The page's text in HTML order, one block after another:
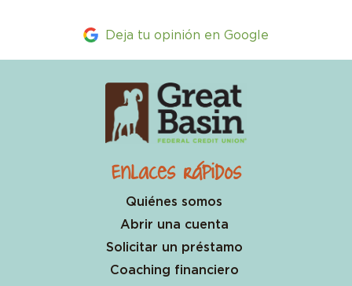
Deja tu opinión en Google
Enlaces rápidos
Quiénes somos
Abrir una cuenta
Solicitar un préstamo
Coaching financiero